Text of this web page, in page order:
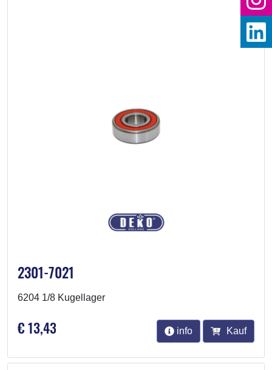
2301-7021
6204 1/8 Kugellager
€ 13,43 info Kauf